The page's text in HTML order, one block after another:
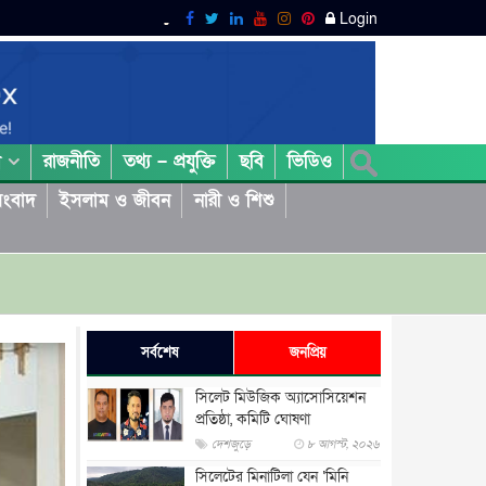
Login
রাজনীতি তথ্য – প্রযুক্তি ছবি
ভিডিও
ইসলাম ও জীবন
নারী ও শিশু
সর্বশেষ জনপ্রিয়
সিলেট মিউজিক অ্যাসোসিয়েশন
প্রতিষ্ঠা, কমিটি ঘোষণা
দেশজুড়ে ৮ আগস্ট, ২০২৬
সিলেটের মিনাটিলা যেন ‘মিনি